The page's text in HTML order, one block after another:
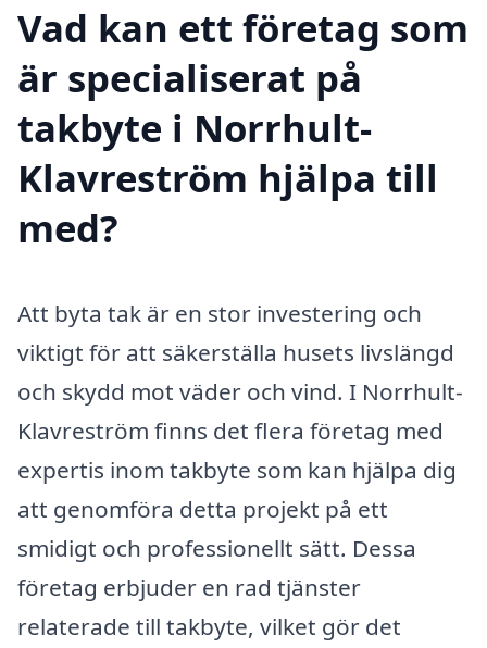
Vad kan ett företag som
är specialiserat på
takbyte i Norrhult-
Klavreström hjälpa till
med?
Att byta tak är en stor investering och
viktigt för att säkerställa husets livslängd
och skydd mot väder och vind. I Norrhult-
Klavreström finns det flera företag med
expertis inom takbyte som kan hjälpa dig
att genomföra detta projekt på ett
smidigt och professionellt sätt. Dessa
företag erbjuder en rad tjänster
relaterade till takbyte, vilket gör det